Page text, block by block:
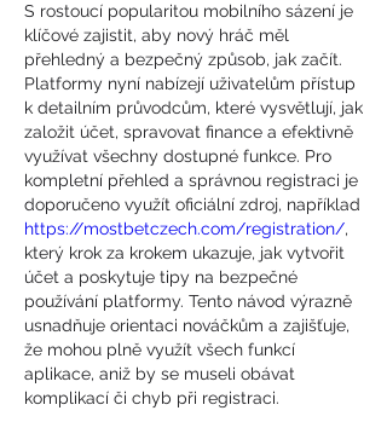
S rostoucí popularitou mobilního sázení je
klíčové zajistit, aby nový hráč měl
přehledný a bezpečný způsob, jak začít.
Platformy nyní nabízejí uživatelům přístup
k detailním průvodcům, které vysvětlují, jak
založit účet, spravovat finance a efektivně
využívat všechny dostupné funkce. Pro
kompletní přehled a správnou registraci je
https://mostbetczech.com/registration/,
který krok za krokem ukazuje, jak vytvořit
účet a poskytuje tipy na bezpečné
používání platformy. Tento návod výrazně
usnadňuje orientaci nováčkům a zajišťuje,
že mohou plně využít všech funkcí
aplikace, aniž by se museli obávat
komplikací či chyb při registraci.